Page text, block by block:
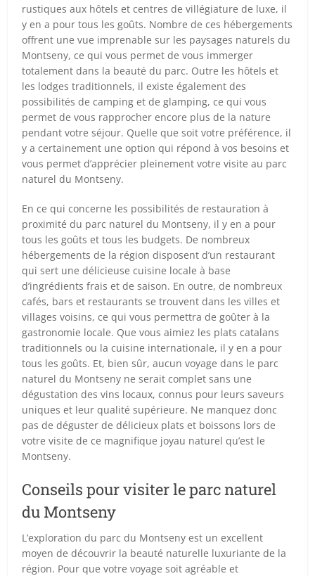
rustiques aux hôtels et centres de villégiature de luxe, il
y en a pour tous les goûts. Nombre de ces hébergements
offrent une vue imprenable sur les paysages naturels du
Montseny, ce qui vous permet de vous immerger
totalement dans la beauté du parc. Outre les hôtels et
les lodges traditionnels, il existe également des
possibilités de camping et de glamping, ce qui vous
permet de vous rapprocher encore plus de la nature
pendant votre séjour. Quelle que soit votre préférence, il
y a certainement une option qui répond à vos besoins et
vous permet d’apprécier pleinement votre visite au parc
naturel du Montseny.
En ce qui concerne les possibilités de restauration à
proximité du parc naturel du Montseny, il y en a pour
tous les goûts et tous les budgets. De nombreux
hébergements de la région disposent d’un restaurant
qui sert une délicieuse cuisine locale à base
d’ingrédients frais et de saison. En outre, de nombreux
cafés, bars et restaurants se trouvent dans les villes et
villages voisins, ce qui vous permettra de goûter à la
gastronomie locale. Que vous aimiez les plats catalans
traditionnels ou la cuisine internationale, il y en a pour
tous les goûts. Et, bien sûr, aucun voyage dans le parc
naturel du Montseny ne serait complet sans une
dégustation des vins locaux, connus pour leurs saveurs
uniques et leur qualité supérieure. Ne manquez donc
pas de déguster de délicieux plats et boissons lors de
votre visite de ce magnifique joyau naturel qu’est le
Montseny.
Conseils pour visiter le parc naturel
du Montseny
L’exploration du parc du Montseny est un excellent
moyen de découvrir la beauté naturelle luxuriante de la
région. Pour que votre voyage soit agréable et